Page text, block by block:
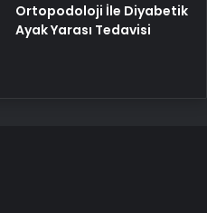
Ortopodoloji İle Diyabetik
Ayak Yarası Tedavisi